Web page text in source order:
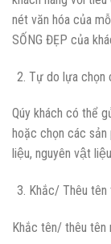
nét văn hóa của
SỐNG ĐẸP của
Tự do lựa chọn
Qúy khách có thể
hoặc chọn các
liệu, nguyên vật
Khắc/ Thêu
Khắc tên/ thêu tên